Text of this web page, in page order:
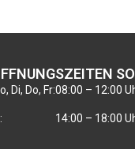
Di, Do, Fr:08:00 – 12:00
14:00 – 18:00